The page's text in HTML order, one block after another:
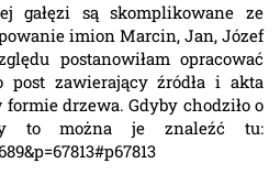
gałęzi są skomplikowane ze
imion Marcin, Jan, Józef
postanowiłam opracować
post zawierający źródła i akta
drzewa. Gdyby chodziło o
to można je znaleźć tu: